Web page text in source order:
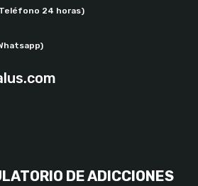
24 horas)
DE ADICCIONES